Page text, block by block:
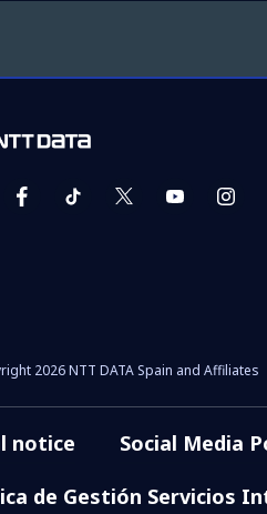
2026 NTT DATA Spain and Affiliates
notice Social Media
de Gestión Servicios